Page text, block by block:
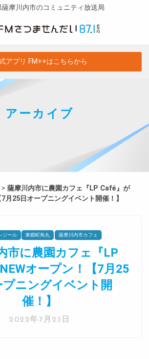
薩摩川内市のコミュニティ放送局
アプリ FM++はこちらから
アーカイブ
> 薩摩川内市に農園カフェ『LP Café』が
月25日オープニングイベント開催！】
ジール 東郷町鳥丸 薩摩川内市カフェ
市に農園カフェ『LP
オープン！【7月25
プニングイベント開
催！】
2022年7月23日